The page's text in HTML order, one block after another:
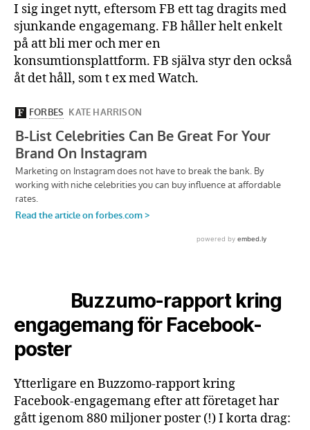
I sig inget nytt, eftersom FB ett tag dragits med
sjunkande engagemang. FB håller helt enkelt
på att bli mer och mer en
konsumtionsplattform. FB själva styr den också
åt det håll, som t ex med Watch.
Buzzumo-rapport kring
engagemang för Facebook-
poster
Ytterligare en Buzzomo-rapport kring
Facebook-engagemang efter att företaget har
gått igenom 880 miljoner poster (!) I korta drag: